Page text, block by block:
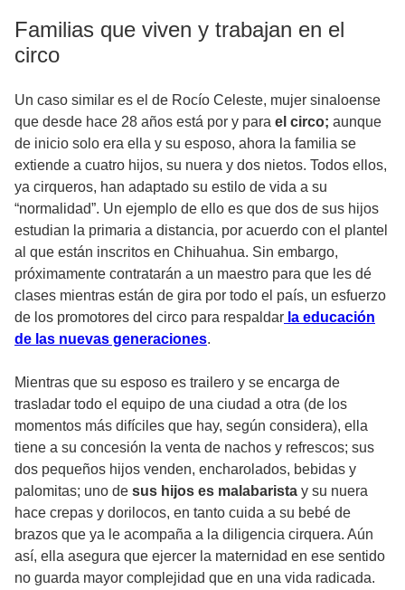
Familias que viven y trabajan en el
circo
Un caso similar es el de Rocío Celeste, mujer sinaloense
que desde hace 28 años está por y para el circo; aunque
de inicio solo era ella y su esposo, ahora la familia se
extiende a cuatro hijos, su nuera y dos nietos. Todos ellos,
ya cirqueros, han adaptado su estilo de vida a su
“normalidad”. Un ejemplo de ello es que dos de sus hijos
estudian la primaria a distancia, por acuerdo con el plantel
al que están inscritos en Chihuahua. Sin embargo,
próximamente contratarán a un maestro para que les dé
clases mientras están de gira por todo el país, un esfuerzo
de los promotores del circo para respaldar la educación
de las nuevas generaciones.
Mientras que su esposo es trailero y se encarga de
trasladar todo el equipo de una ciudad a otra (de los
momentos más difíciles que hay, según considera), ella
tiene a su concesión la venta de nachos y refrescos; sus
dos pequeños hijos venden, encharolados, bebidas y
palomitas; uno de sus hijos es malabarista y su nuera
hace crepas y dorilocos, en tanto cuida a su bebé de
brazos que ya le acompaña a la diligencia cirquera. Aún
así, ella asegura que ejercer la maternidad en ese sentido
no guarda mayor complejidad que en una vida radicada.